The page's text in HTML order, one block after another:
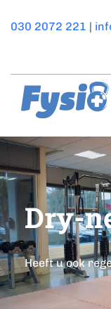
030 2072 221 |
Dry-
Heeft u ook